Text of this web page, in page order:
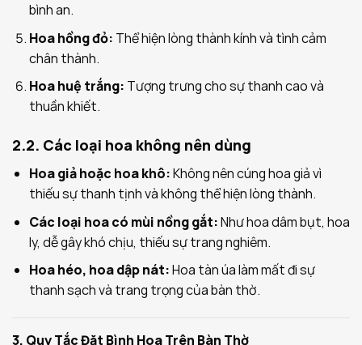
bình an.
Hoa hồng đỏ: Thể hiện lòng thành kính và tình cảm
chân thành.
Hoa huệ trắng: Tượng trưng cho sự thanh cao và
thuần khiết.
2.2. Các loại hoa không nên dùng
Hoa giả hoặc hoa khô:Không nên cúng hoa giả vì
thiếu sự thanh tịnh và không thể hiện lòng thành.
Các loại hoa có mùi nồng gắt:Như hoa dâm bụt, hoa
ly, dễ gây khó chịu, thiếu sự trang nghiêm.
Hoa héo, hoa dập nát:Hoa tàn úa làm mất đi sự
thanh sạch và trang trọng của bàn thờ.
3. Quy Tắc Đặt Bình Hoa Trên Bàn Thờ